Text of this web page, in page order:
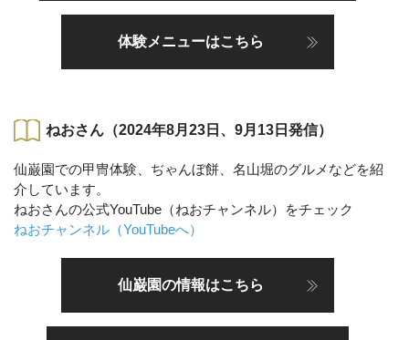
体験メニューはこちら
ねおさん（2024年8月23日、9月13日発信）
仙巌園での甲冑体験、ぢゃんぼ餅、名山堀のグルメなどを紹
介しています。
ねおさんの公式YouTube（ねおチャンネル）をチェック
ねおチャンネル（YouTubeへ）
仙巌園の情報はこちら